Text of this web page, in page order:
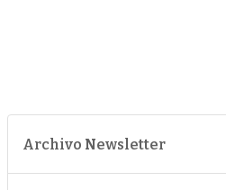
Archivo Newsletter